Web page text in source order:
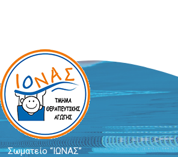
Σωματείο “ΙΩΝΑΣ”